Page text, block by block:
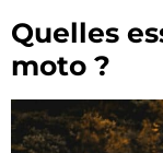
Quelles
moto ?